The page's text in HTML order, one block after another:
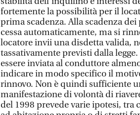
fortemente la possibilità per il
prima scadenza. Alla scadenza
cessa automaticamente, ma si
locatore invii una disdetta valida,
tassativamente previsti dalla
essere inviata al conduttore
indicare in modo specifico il
rinnovo. Non è quindi sufficiente
manifestazione di volontà di
del 1998 prevede varie ipotesi, tra